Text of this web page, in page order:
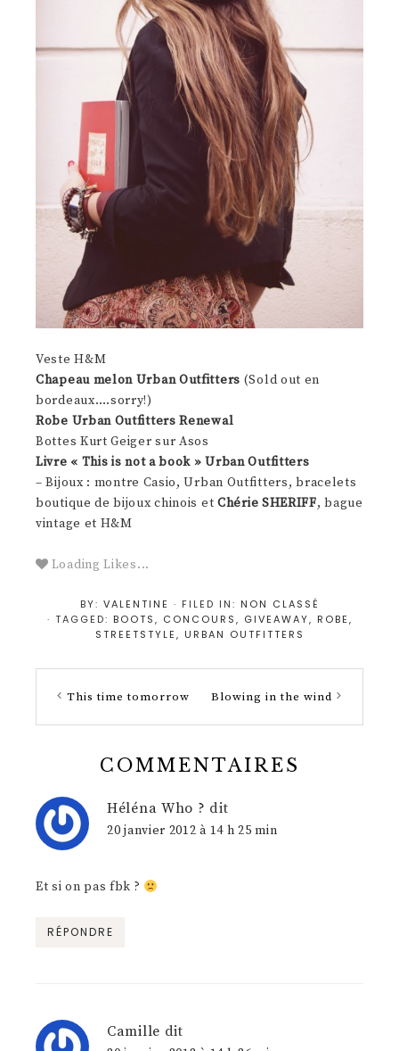
Veste H&M
Chapeau melon Urban Outfitters (Sold out en
bordeaux….sorry!)
Robe Urban Outfitters Renewal
Bottes Kurt Geiger sur Asos
Livre « This is not a book » Urban Outfitters
– Bijoux : montre Casio, Urban Outfitters, bracelets
boutique de bijoux chinois et Chérie SHERIFF, bague
vintage et H&M
Loading Likes...
BY: VALENTINE · FILED IN: NON CLASSÉ
· TAGGED: BOOTS, CONCOURS, GIVEAWAY, ROBE,
STREETSTYLE, URBAN OUTFITTERS
This time tomorrow Blowing in the wind
COMMENTAIRES
Héléna Who ? dit
20 janvier 2012 à 14 h 25 min
Et si on pas fbk ?
RÉPONDRE
Camille dit